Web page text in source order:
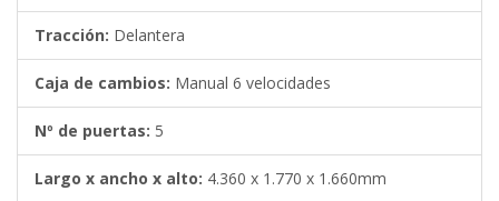
Tracción: Delantera
Caja de cambios: Manual 6 velocidades
Nº de puertas: 5
Largo x ancho x alto: 4.360 x 1.770 x 1.660mm